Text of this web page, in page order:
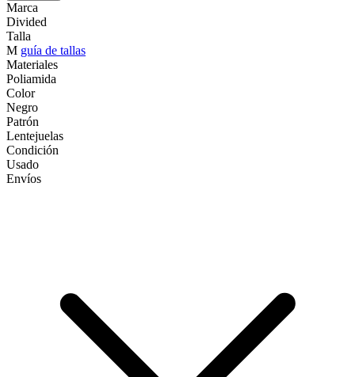
Marca
Divided
Talla
M guía de tallas
Materiales
Poliamida
Color
Negro
Patrón
Lentejuelas
Condición
Usado
Envíos